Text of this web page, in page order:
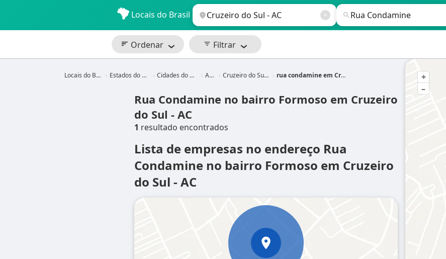
Locais do Brasil
Ordenar Filtrar
Locais do Brasil Estados do Brasil Cidades do Brasil Acre Cruzeiro do Sul - AC rua condamine em Cruzeiro do Sul - AC
Rua Condamine no bairro Formoso em Cruzeiro
do Sul - AC
1 resultado encontrados
Lista de empresas no endereço Rua
Condamine no bairro Formoso em Cruzeiro
do Sul - AC
+
–